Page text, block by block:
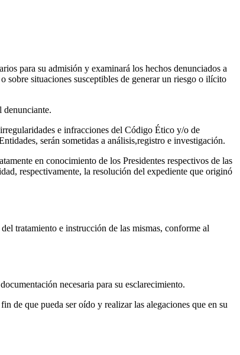
para su admisión y examinará los hechos denunciados a
situaciones susceptibles de generar un riesgo o ilícito
denunciante.
e infracciones del Código Ético y/o de
serán sometidas a análisis,registro e investigación.
en conocimiento de los Presidentes respectivos de las
respectivamente, la resolución del expediente que originó
tratamiento e instrucción de las mismas, conforme al
necesaria para su esclarecimiento.
de que pueda ser oído y realizar las alegaciones que en su